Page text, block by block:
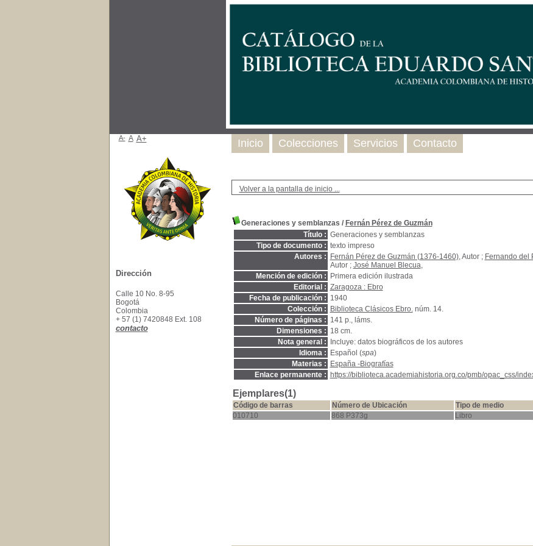
Volver a la pantalla de inicio ...
Generaciones y semblanzas / Fernán Pérez de Guzmán
Título : Generaciones y semblanzas
Tipo de documento : texto impreso
Autores :
Fernán Pérez de Guzmán (1376-1460), Autor ; Fernando del
Autor ; José Manuel Blecua,
Mención de edición :
Primera edición ilustrada
Editorial : Zaragoza : Ebro
Fecha de publicación : 1940
Colección :
Biblioteca Clásicos Ebro.núm. 14.
Número de páginas : 141 p., láms.
Dimensiones : 18 cm.
Nota general :
Incluye: datos biográficos de los autores
Idioma :
Español (spa)
Materias :
España -Biografías
Enlace permanente :
https://biblioteca.academiahistoria.org.co/pmb/opac_css/
Ejemplares(1)
Código de barras Número de Ubicación Tipo de medio
010710
868 P373g Libro
Inicio Colecciones Servicios Contacto
A- A A+
Dirección
Calle 10 No. 8-95
Bogotá
Colombia
+ 57 (1) 7420848 Ext. 108
contacto